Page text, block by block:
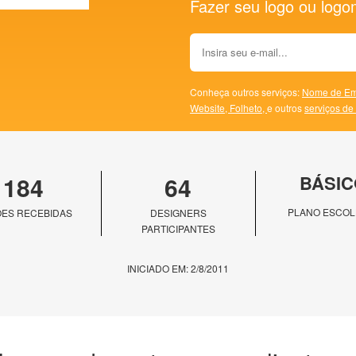
Fazer seu logo ou
Conheça outros serviços: Nome de
Website, Folheto, e outrosserviços
184
RECEBIDAS
64
DESIGNERS
PARTICIPANTES
PLANO
INICIADO EM: 2/8/2011